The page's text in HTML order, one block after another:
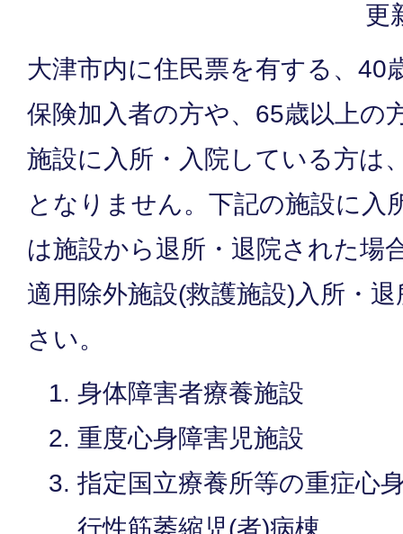
更
大津市内に住民票を有する、40
保険加入者の方や、65歳以上の
施設に入所・入院している方は
となりません。下記の施設に入
は施設から退所・退院された場
適用除外施設(救護施設)入所・
さい。
身体障害者療養施設
重度心身障害児施設
指定国立療養所等の重症心
行性筋萎縮児(者)病棟